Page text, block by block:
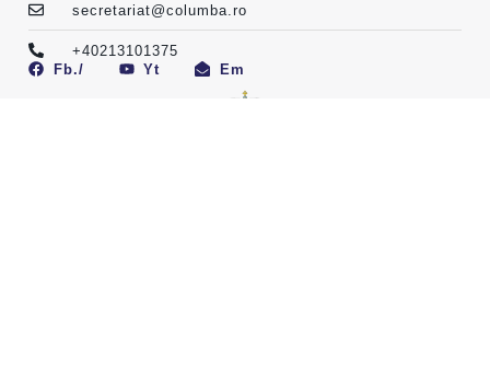
secretariat@columba.ro
+40213101375
Fb./
Yt Em